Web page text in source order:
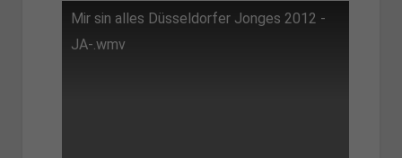
Mir sin alles Düsseldorfer Jonges 2012 -
JA-.wmv